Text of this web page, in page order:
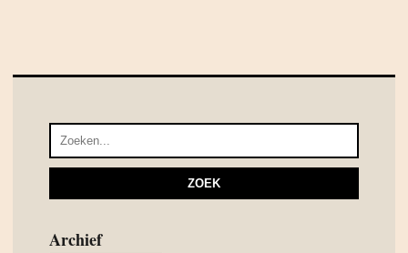
Archief